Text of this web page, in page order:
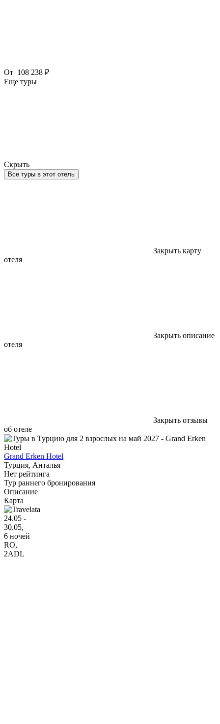
От 108 238 ₽
Еще туры
Скрыть
Все туры в этот отель
Закрыть карту
отеля
Закрыть описание
отеля
Закрыть отзывы
об отеле
Grand Erken Hotel
Турция, Анталья
Нет рейтинга
Тур раннего бронирования
Описание
Карта
24.05 -
30.05,
6 ночей
RO,
2ADL